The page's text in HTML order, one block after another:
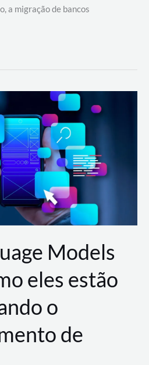
a migração de bancos
Models
eles estão
o
de